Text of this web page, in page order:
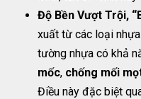
Độ Bền Vượt Trội,
xuất từ các loại
tường nhựa có khả
mốc, chống mối
Điều này đặc biệt